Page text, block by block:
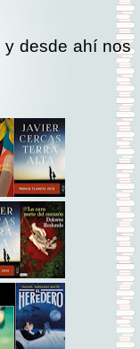
y desde ahí nos